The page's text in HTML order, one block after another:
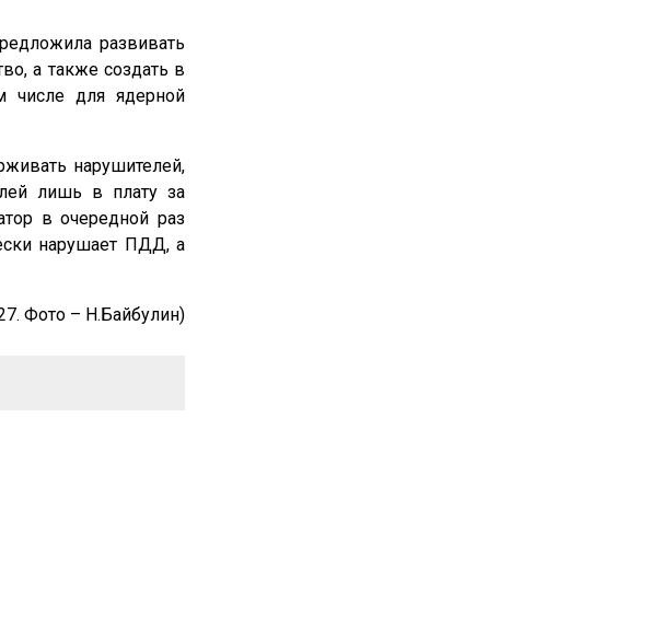
развивать
а также создать в
числе для ядерной
нарушителей,
лишь в плату за
в очередной раз
нарушает ПДД, а
Фото – Н.Байбулин)